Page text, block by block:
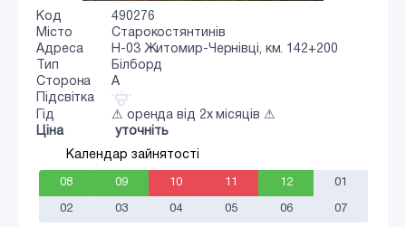
Код
490276
Місто
Старокостянтинів
Адреса
Н-03 Житомир-Чернівці, км. 142+200
Тип
Білборд
Сторона
A
Підсвітка
Гід
⚠ оренда від 2х місяців ⚠
Ціна
уточніть
Календар зайнятості
08 09 10 11 12 01
02 03 04 05 06 07